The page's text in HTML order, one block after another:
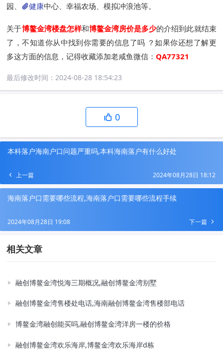
园、
健康中心、幸福农场、模拟冲浪池等。
关于博鳌金湾楼盘怎样和博鳌金湾房价是多少的介绍到此就结束
了，不知道你从中找到你需要的信息了吗 ？如果你还想了解更
多这方面的信息，记得收藏添加老咸鱼微信： QA77321
最后修改时间： 2024-08-28 18:54:23
0
本科落户海南户口问题严重吗,本科海南落户有什么好处
上一篇 2024年08月28日 18:12
海南落户口需要哪些流程,海南落户口需要哪些流程手续
下一篇
2024年08月28日 19:08
相关文章
融创博鳌金湾悦海三期概况,融创博鳌金湾别墅
融创博鳌金湾售楼处电话,海南融创博鳌金湾售楼部电话
博鳌金湾融创能买吗,融创博鳌金湾洋房一楼的价格
融创博鳌金湾欢乐海岸,博鳌金湾欢乐海岸d栋